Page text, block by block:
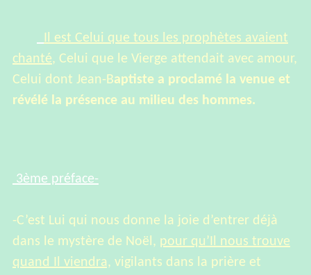
Il est Celui que tous les prophètes avaient
chanté, Celui que le Vierge attendait avec amour,
Celui dont Jean-Baptiste a proclamé la venue et
révélé la présence au milieu des hommes.
3ème préface-
-C’est Lui qui nous donne la joie d’entrer déjà
dans le mystère de Noël, pour qu’Il nous trouve
quand Il viendra, vigilants dans la prière et